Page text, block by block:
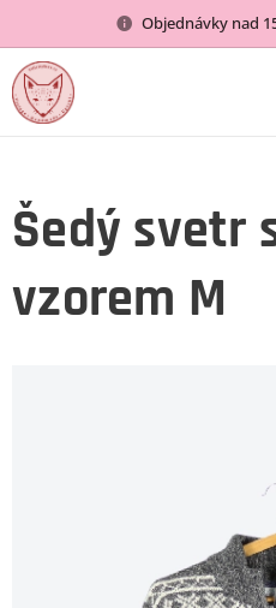
Objednávky nad
Šedý svetr
vzorem M